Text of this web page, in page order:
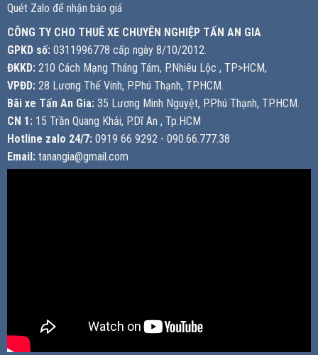
Quét Zalo để nhận báo giá
CÔNG TY CHO THUÊ XE CHUYÊN NGHIỆP TẤN AN GIA
GPKD số: 0311996778 cấp ngày 8/10/2012.
ĐKKD: 210 Cách Mạng Tháng Tám, P.Nhiêu Lộc , TP>HCM,
VPĐD: 28 Lương Thế Vinh, P.Phú Thạnh, TP.HCM.
Bãi xe Tấn An Gia: 35 Lương Minh Nguyệt, P.Phú Thạnh, TP.HCM.
CN 1: 15 Trần Quang Khải, P.Dĩ An , Tp.HCM
Hotline zalo 24/7: 0919 66 9292 - 090.66.777.38
Email: tanangia@gmail.com